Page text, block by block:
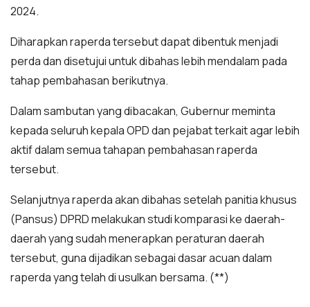
2024.
Diharapkan raperda tersebut dapat dibentuk menjadi
perda dan disetujui untuk dibahas lebih mendalam pada
tahap pembahasan berikutnya.
Dalam sambutan yang dibacakan, Gubernur meminta
kepada seluruh kepala OPD dan pejabat terkait agar lebih
aktif dalam semua tahapan pembahasan raperda
tersebut.
Selanjutnya raperda akan dibahas setelah panitia khusus
(Pansus) DPRD melakukan studi komparasi ke daerah-
daerah yang sudah menerapkan peraturan daerah
tersebut, guna dijadikan sebagai dasar acuan dalam
raperda yang telah di usulkan bersama. (**)